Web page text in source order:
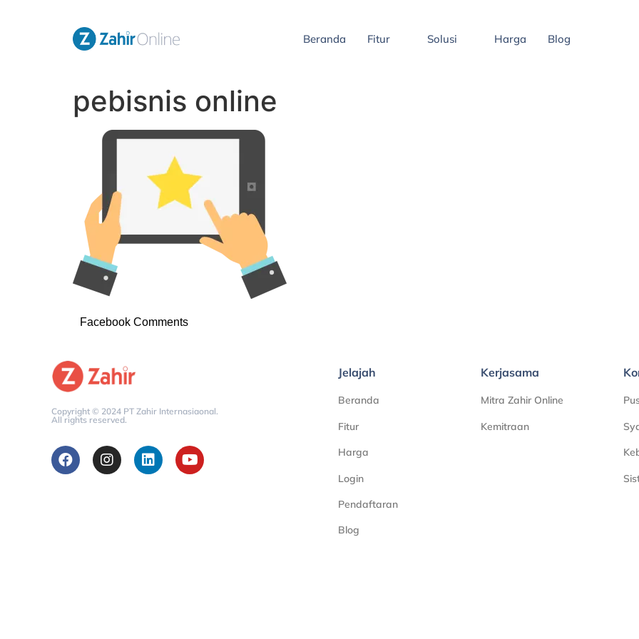
Beranda Fitur Solusi Harga Blog
pebisnis online
Facebook Comments
Copyright © 2024 PT Zahir Internasiaonal.
All rights reserved.
Jelajah
Beranda
Fitur
Harga
Login
Pendaftaran
Blog
Kerjasama
Mitra Zahir Online
Kemitraan